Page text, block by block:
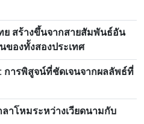
ย สร้างขึ้นจากสายสัมพันธ์อัน
องทั้งสองประเทศ
ารพิสูจน์ที่ชัดเจนจากผลลัพธ์ที่
าโหมระหว่างเวียดนามกับ